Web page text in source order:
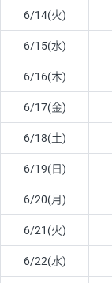
6/14(火)
6/15(水)
6/16(木)
6/17(金)
6/18(土)
6/19(日)
6/20(月)
6/21(火)
6/22(水)